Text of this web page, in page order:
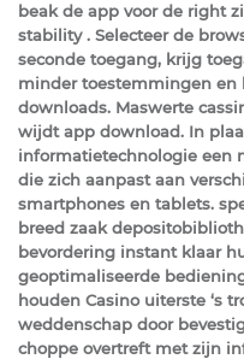
beak de app voor de right
stability . Selecteer de
seconde toegang, krijg
minder toestemmingen
downloads. Maswerte
wijdt app download. In
informatietechnologie een
die zich aanpast aan
smartphones en tablets.
breed zaak
bevordering instant klaar
geoptimaliseerde
houden Casino uiterste ‘s
weddenschap door
choppe overtreft met zijn